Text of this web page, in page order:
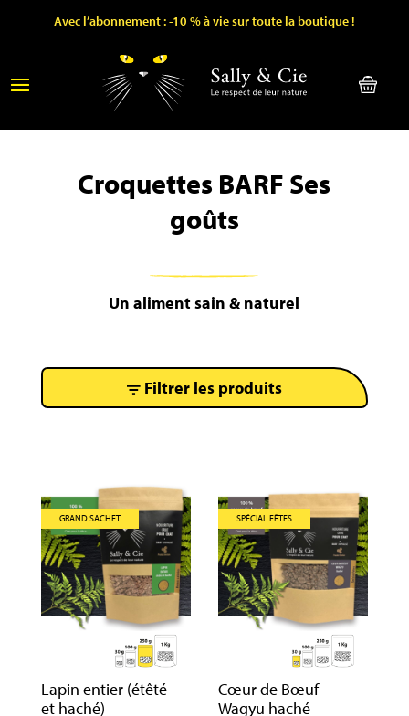
Avec l’abonnement : -10 % à vie sur toute la boutique !
Croquettes BARF Ses
goûts
Un aliment sain & naturel
Filtrer les produits
GRAND SACHET
Lapin entier (étêté
et haché)
SPÉCIAL FÊTES
Cœur de Bœuf
Wagyu haché